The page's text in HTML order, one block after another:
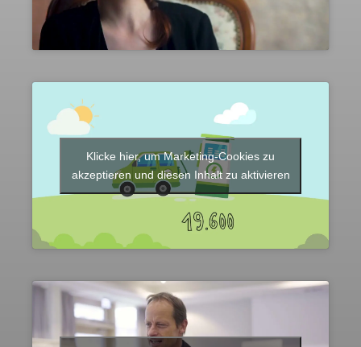
Klicke hier, um Marketing-Cookies zu
akzeptieren und diesen Inhalt zu aktivieren